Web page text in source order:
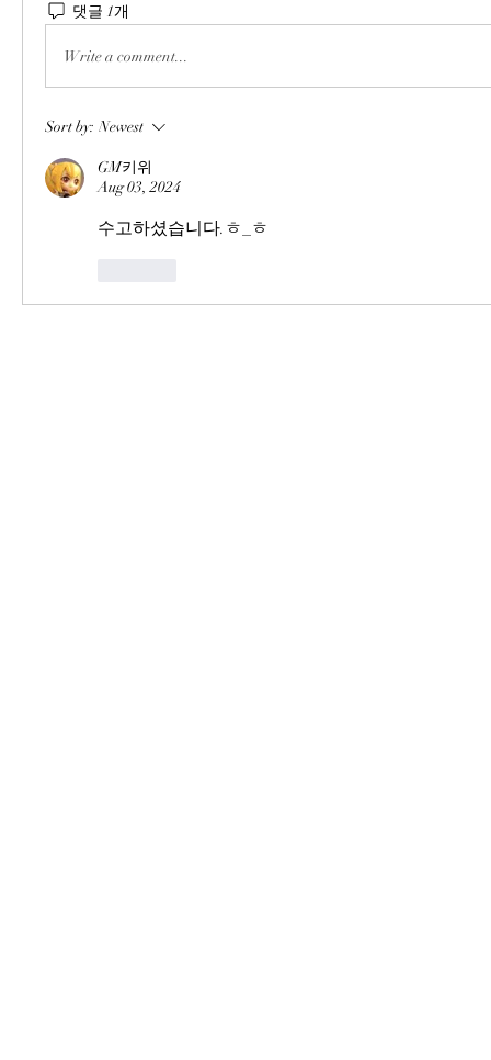
댓글 1개
Write a comment...
Sort by: Newest
GM키위
Aug 03, 2024
수고하셨습니다.ㅎ_ㅎ